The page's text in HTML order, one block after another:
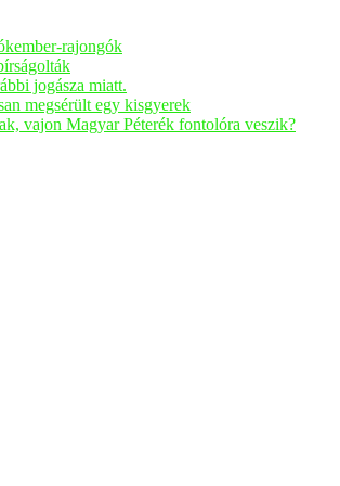
rajongók
jogásza miatt.
megsérült egy kisgyerek
vajon Magyar Péterék fontolóra veszik?